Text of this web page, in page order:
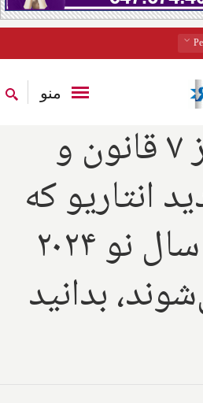
منو
آنچه باید از ۷ قانون و
انتاریو که
از روز اول سال نو ۲۰۲۴
بدانید